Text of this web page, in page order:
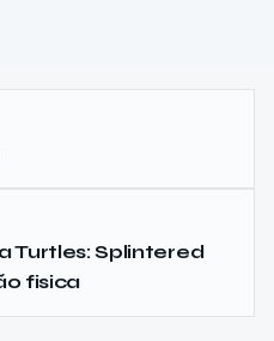
Turtles: Splintered
fisica